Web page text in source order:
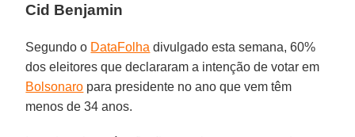
Cid Benjamin
Segundo o DataFolha divulgado esta semana, 60%
dos eleitores que declararam a intenção de votar em
Bolsonaro para presidente no ano que vem têm
menos de 34 anos.